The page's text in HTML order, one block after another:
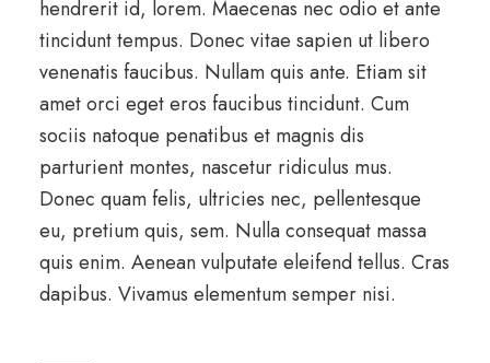
hendrerit id, lorem. Maecenas nec odio et ante
tincidunt tempus. Donec vitae sapien ut libero
venenatis faucibus. Nullam quis ante. Etiam sit
amet orci eget eros faucibus tincidunt. Cum
sociis natoque penatibus et magnis dis
parturient montes, nascetur ridiculus mus.
Donec quam felis, ultricies nec, pellentesque
eu, pretium quis, sem. Nulla consequat massa
quis enim. Aenean vulputate eleifend tellus. Cras
dapibus. Vivamus elementum semper nisi.